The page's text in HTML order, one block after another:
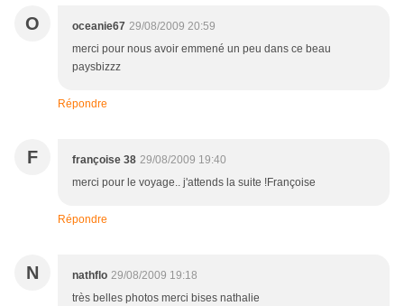
O oceanie67 29/08/2009 20:59
merci pour nous avoir emmené un peu dans ce beau
paysbizzz
Répondre
F françoise 38 29/08/2009 19:40
merci pour le voyage.. j'attends la suite !Françoise
Répondre
N nathflo 29/08/2009 19:18
très belles photos merci bises nathalie